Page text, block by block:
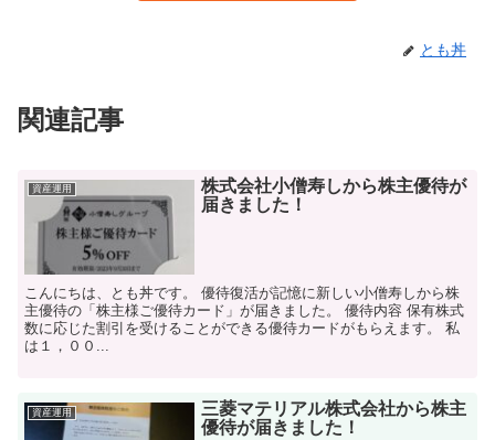
とも丼
関連記事
資産運用
株式会社小僧寿しから株主優待が
届きました！
こんにちは、とも丼です。 優待復活が記憶に新しい小僧寿しから株
主優待の「株主様ご優待カード」が届きました。 優待内容 保有株式
数に応じた割引を受けることができる優待カードがもらえます。 私
は１，００...
資産運用
三菱マテリアル株式会社から株主
優待が届きました！